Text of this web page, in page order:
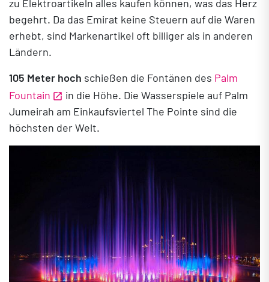
zu Elektroartikeln alles kaufen können, was das Herz
begehrt. Da das Emirat keine Steuern auf die Waren
erhebt, sind Markenartikel oft billiger als in anderen
Ländern.
105 Meter hoch schießen die Fontänen des Palm
Fountain
in die Höhe. Die Wasserspiele auf Palm
Jumeirah am Einkaufsviertel The Pointe sind die
höchsten der Welt.